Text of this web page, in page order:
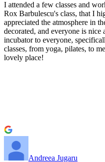
I attended a few classes and
Rox Barbulescu's class, that I
appreciated the atmosphere in
decorated, and everyone is
incubator to everyone,
classes, from yoga, pilates, to
lovely place!
Andreea Jugaru